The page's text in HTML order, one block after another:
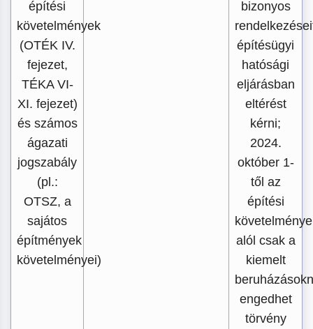
építési
követelmények
(OTÉK IV.
fejezet,
TÉKA VI-
XI. fejezet)
és számos
ágazati
jogszabály
(pl.:
OTSZ, a
sajátos
építmények
követelményei)
bizonyos
építésügyi
hatósági
eljárásban
eltérést
kérni;
2024.
október 1-
től az
építési
alól csak a
kiemelt
engedhet
törvény